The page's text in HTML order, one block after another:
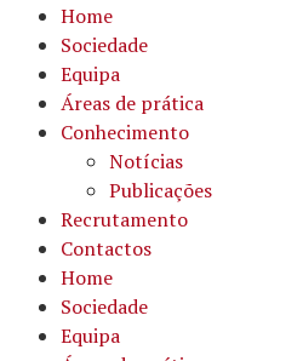
Home
Sociedade
Equipa
Áreas de prática
Conhecimento
Notícias
Publicações
Recrutamento
Contactos
Home
Sociedade
Equipa